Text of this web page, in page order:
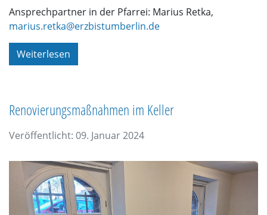
Ansprechpartner in der Pfarrei: Marius Retka,
marius.retka@erzbistumberlin.de
Weiterlesen
Renovierungsmaßnahmen im Keller
Veröffentlicht: 09. Januar 2024